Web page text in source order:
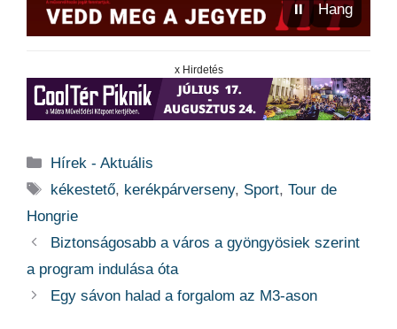
⏸ Hang
x Hirdetés
Kategória
Hírek - Aktuális
Címkék
kékestető, kerékpárverseny, Sport,Tour de
Hongrie
Biztonságosabb a város a gyöngyösiek szerint
a program indulása óta
Egy sávon halad a forgalom az M3-ason